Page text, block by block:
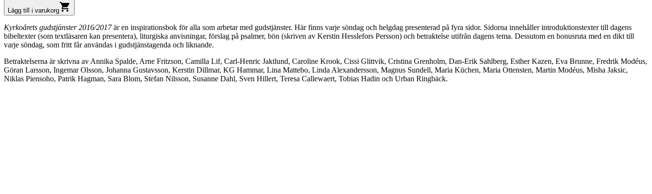
Lägg till i varukorgshopping_cart
Kyrkoårets gudstjänster 2016/2017är en inspirationsbok för alla som arbetar med gudstjänster. Här finns varje söndag och helgdag presenterad på fyra sidor. Sidorna innehåller introduktionstexter till dagens
bibeltexter (som textläsaren kan presentera), liturgiska anvisningar, förslag på psalmer, bön (skriven av Kerstin Hesslefors Persson) och betraktelse utifrån dagens tema. Dessutom en bonusruta med en dikt till
varje söndag, som fritt får användas i gudstjänstagenda och liknande.
Betraktelserna är skrivna av Annika Spalde, Arne Fritzson, Camilla Lif, Carl-Henric Jaktlund, Caroline Krook, Cissi Glittvik, Cristina Grenholm, Dan-Erik Sahlberg, Esther Kazen, Eva Brunne, Fredrik Modéus,
Göran Larsson, Ingemar Olsson, Johanna Gustavsson, Kerstin Dillmar, KG Hammar, Lina Mattebo, Linda Alexandersson, Magnus Sundell, Maria Küchen, Maria Ottensten, Martin Modéus, Misha Jaksic,
Niklas Piensoho, Patrik Hagman, Sara Blom, Stefan Nilsson, Susanne Dahl, Sven Hillert, Teresa Callewaert, Tobias Hadin och Urban Ringbäck.